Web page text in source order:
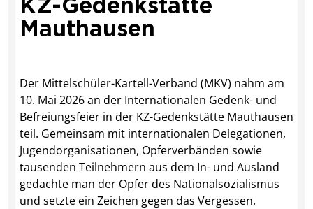
KZ-Gedenkstätte
Mauthausen
Der Mittelschüler-Kartell-Verband (MKV) nahm am
10. Mai 2026 an der Internationalen Gedenk- und
Befreiungsfeier in der KZ-Gedenkstätte Mauthausen
teil. Gemeinsam mit internationalen Delegationen,
Jugendorganisationen, Opferverbänden sowie
tausenden Teilnehmern aus dem In- und Ausland
gedachte man der Opfer des Nationalsozialismus
und setzte ein Zeichen gegen das Vergessen.